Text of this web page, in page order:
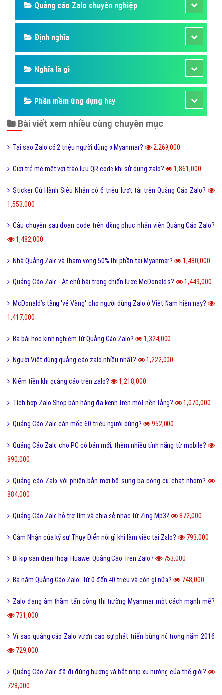
Dịch vụ quảng cáo Tiktok
Dịch vụ quảng cáo Zalo
Hỏi đáp quảng cáo Youtube
Thiết kế ứng dụng
Quảng cáo Zalo chuyên nghiệp
Nghĩa là gì
Phần mềm ứng dụng hay
Bài viết xem nhiều cùng chuyên mục
Tại sao Zalo có 2 triệu người dùng ở Myanmar? 2,269,000
1,553,000
Câu chuyện sau đoạn code trên đồng phục nhân viên Quảng Cáo Zalo?
1,482,000
Nhà Quảng Zalo và tham vọng 50% thị phần tại Myanmar?
Quảng Cáo Zalo - Át chủ bài trong chiến lược McDonald’s? 1,449,000
McDonald’s tặng 'vé Vàng' cho người dùng Zalo ở Việt Nam hiện nay?
1,417,000
Ba bài học kinh nghiệm từ Quảng Cáo Zalo?
Người Việt dùng quảng cáo zalo nhiều nhất? 1,222,000
Kiếm tiền khi quảng cáo trên zalo? 1,218,000
Tích hợp Zalo Shop bán hàng đa kênh trên một nền tảng? 1,070,000
Quảng Cáo Zalo cán mốc 60 triệu người dùng? 952,000
Quảng Cáo Zalo cho PC có bản mới, thêm nhiều tính năng từ mobile?
890,000
Quảng cáo Zalo với phiên bản mới bổ sung ba công cụ chat nhóm?
884,000
Quảng Cáo Zalo hỗ trợ tìm và chia sẻ nhạc từ Zing Mp3? 872,000